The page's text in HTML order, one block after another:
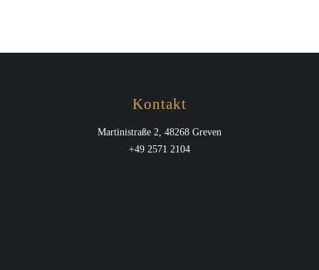
Kontakt
Martinistraße 2, 48268 Greven
+49 2571 2104